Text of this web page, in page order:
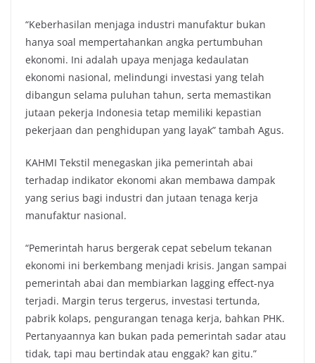
“Keberhasilan menjaga industri manufaktur bukan
hanya soal mempertahankan angka pertumbuhan
ekonomi. Ini adalah upaya menjaga kedaulatan
ekonomi nasional, melindungi investasi yang telah
dibangun selama puluhan tahun, serta memastikan
jutaan pekerja Indonesia tetap memiliki kepastian
pekerjaan dan penghidupan yang layak” tambah Agus.
KAHMI Tekstil menegaskan jika pemerintah abai
terhadap indikator ekonomi akan membawa dampak
yang serius bagi industri dan jutaan tenaga kerja
manufaktur nasional.
“Pemerintah harus bergerak cepat sebelum tekanan
ekonomi ini berkembang menjadi krisis. Jangan sampai
pemerintah abai dan membiarkan lagging effect-nya
terjadi. Margin terus tergerus, investasi tertunda,
pabrik kolaps, pengurangan tenaga kerja, bahkan PHK.
Pertanyaannya kan bukan pada pemerintah sadar atau
tidak, tapi mau bertindak atau enggak? kan gitu.”